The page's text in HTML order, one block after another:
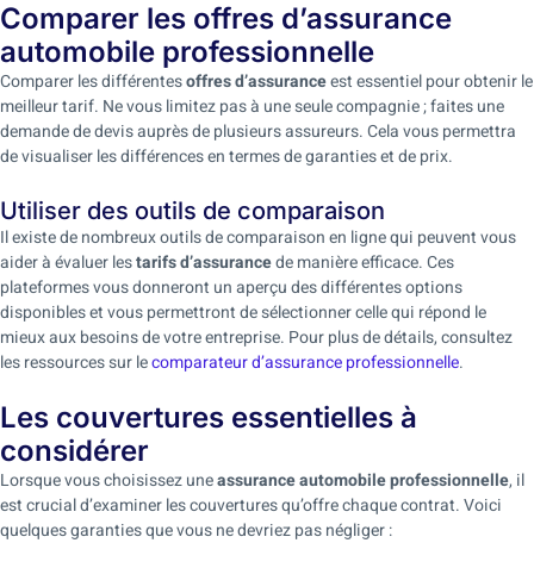
Comparer les offres d’assurance
automobile professionnelle
Comparer les différentesoffres d’assuranceest essentiel pour obtenir le
meilleur tarif. Ne vous limitez pas à une seule compagnie ; faites une
demande de devis auprès de plusieurs assureurs. Cela vous permettra
de visualiser les différences en termes de garanties et de prix.
Utiliser des outils de comparaison
Il existe de nombreux outils de comparaison en ligne qui peuvent vous
aider à évaluer lestarifs d’assurancede manière efficace. Ces
plateformes vous donneront un aperçu des différentes options
disponibles et vous permettront de sélectionner celle qui répond le
mieux aux besoins de votre entreprise. Pour plus de détails, consultez
les ressources sur lecomparateur d’assurance professionnelle.
Les couvertures essentielles à
considérer
Lorsque vous choisissez uneassurance automobile professionnelle, il
est crucial d’examiner les couvertures qu’offre chaque contrat. Voici
quelques garanties que vous ne devriez pas négliger :